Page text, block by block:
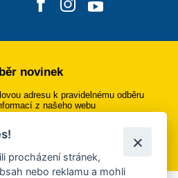
novinek
adresu k pravidelnému odběru
z našeho webu
se k odběru
procházení stránek,
nebo reklamu a mohli